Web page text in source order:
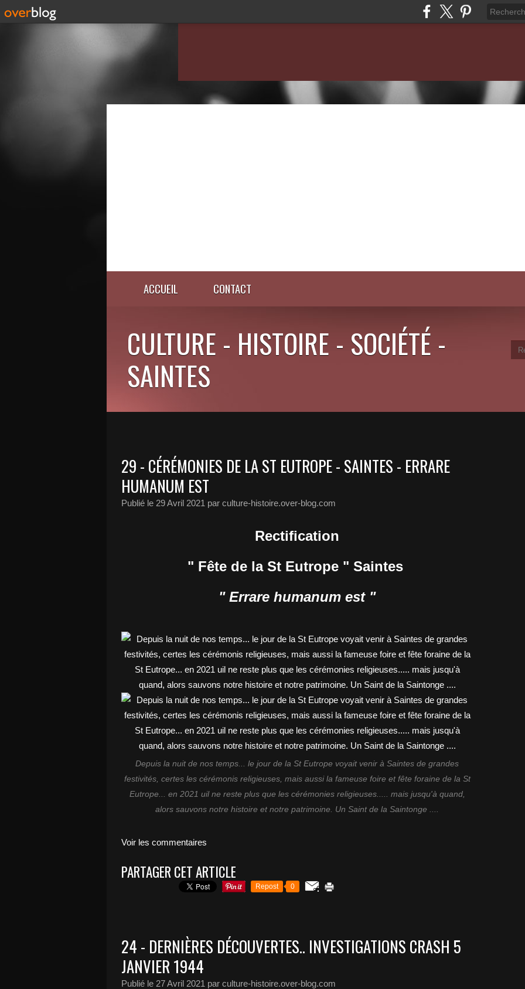
ACCUEIL CONTACT
CULTURE - HISTOIRE - SOCIÉTÉ -
SAINTES
29 - CÉRÉMONIES DE LA ST EUTROPE - SAINTES - ERRARE
HUMANUM EST
Publié le 29 Avril 2021 par culture-histoire.over-blog.com
Rectification
" Fête de la St Eutrope " Saintes
" Errare humanum est "
Depuis la nuit de nos temps... le jour de la St Eutrope voyait venir à Saintes de grandes
festivités, certes les cérémonis religieuses, mais aussi la fameuse foire et fête foraine de la St
Eutrope... en 2021 uil ne reste plus que les cérémonies religieuses..... mais jusqu'à quand,
alors sauvons notre histoire et notre patrimoine. Un Saint de la Saintonge ....
Voir les commentaires
PARTAGER CET ARTICLE
Repost 0
24 - DERNIÈRES DÉCOUVERTES.. INVESTIGATIONS CRASH 5
JANVIER 1944
Publié le 27 Avril 2021 par culture-histoire.over-blog.com